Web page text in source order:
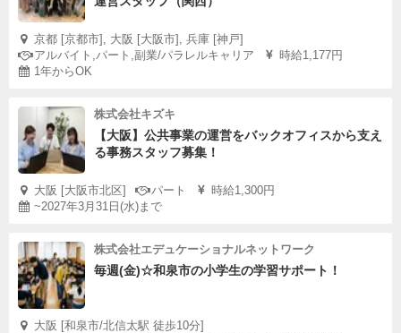
京都 [京都市], 大阪 [大阪市], 兵庫 [神戸]
アルバイト,パート,副業/パラレルキャリア
時給1,177円
1年からOK
株式会社キズキ
【大阪】公共事業の運営をバックオフィスから支え
る事務スタッフ募集！
大阪 [大阪市北区] パート
時給1,300円
~2027年3月31日(水)まで
株式会社エデュケーショナルネットワーク
毎週(金)☆和泉市の小学生の学習サポート！
大阪 [和泉市/北信太駅 徒歩10分]